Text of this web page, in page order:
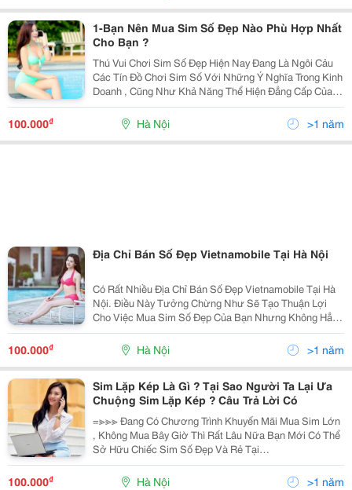
1-Bạn Nên Mua Sim Số Đẹp Nào Phù Hợp Nhất
Cho Bạn ?
Thú Vui Chơi Sim Số Đẹp Hiện Nay Đang Là Ngôi Cảu
Các Tín Đồ Chơi Sim Số Với Những Ý Nghĩa Trong Kinh
Doanh , Cũng Như Khả Năng Thể Hiện Đẳng Cấp Của
Chính Người Dùng Sim Số Đẹp . Mỗi Cá Nhân , Tổ
Chức , Doanh Nghiệp Đều Mong Muốn , Sở Hữu Một
100.000₫ Hà Nội >1 năm
Địa Chỉ Bán Số Đẹp Vietnamobile Tại Hà Nội
Có Rất Nhiều Địa Chỉ Bán Số Đẹp Vietnamobile Tại Hà
Nội. Điều Này Tưởng Chừng Như Sẽ Tạo Thuận Lợi
Cho Việc Mua Sim Số Đẹp Của Bạn Nhưng Không Hẳn
Thế. Bạn Cần Tìm Một Địa Chỉ Bán Sim Số Đẹp Uy Tín
Giữa Một Rừng Đại Lý. Hãy Tham Khảo Ngay Các
Thông T
100.000₫ Hà Nội >1 năm
Sim Lặp Kép Là Gì ? Tại Sao Người Ta Lại Ưa
Chuộng Sim Lặp Kép ? Câu Trả Lời Có
=≫≫≫ Đang Có Chương Trình Khuyến Mãi Mua Sim Lớn
, Không Mua Bây Giờ Thì Rất Lâu Nữa Bạn Mới Có Thể
Sở Hữu Chiếc Sim Số Đẹp Và Rẻ Tại
Phongthuysodep.com . Nhanh Tay Mua Sim Nhận Quà
Liền Tay Nào . Mỗi Người Có Một Suy Nghĩ Riêng : Thế
100.000₫ Hà Nội >1 năm